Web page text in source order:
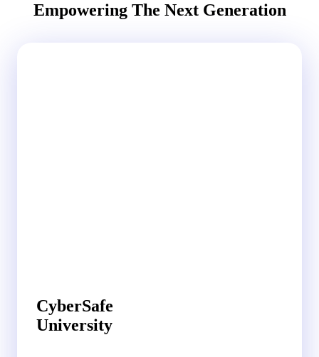
Empowering The Next Generation
CyberSafe
University